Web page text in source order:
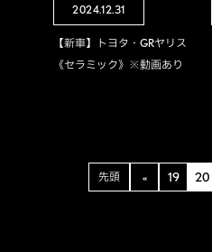
2024.12.31
【新車】トヨタ・GRヤリス
《セラミック》※動画あり
先頭 « 19 20